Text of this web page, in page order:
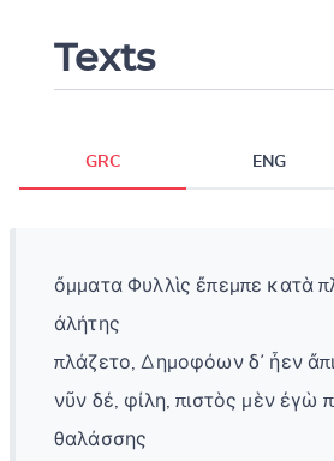
Texts
GRC ENG
ὄμματα Φυλλὶς ἔπεμπε κατὰ
ἀλήτης
πλάζετο, Δημοφόων δ᾽ ἦεν
νῦν δέ, φίλη, πιστὸς μὲν ἐγὼ
θαλάσσης